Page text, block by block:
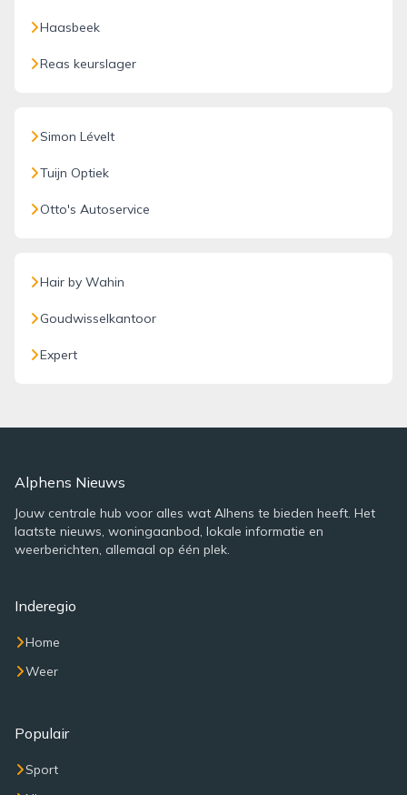
Haasbeek
Reas keurslager
Simon Lévelt
Tuijn Optiek
Otto's Autoservice
Hair by Wahin
Goudwisselkantoor
Expert
Alphens Nieuws
Jouw centrale hub voor alles wat Alhens te bieden heeft. Het
laatste nieuws, woningaanbod, lokale informatie en
weerberichten, allemaal op één plek.
Inderegio
Home
Weer
Populair
Sport